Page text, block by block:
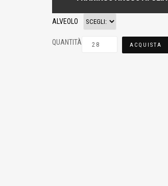
ALVEOLO
QUANTITÀ ACQUISTA